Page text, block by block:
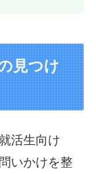
見つけ
活生向け
いかけを整